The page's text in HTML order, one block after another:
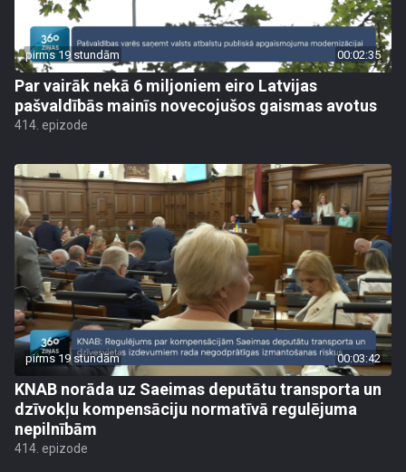
pirms 19 stundām 00:02:35
Par vairāk nekā 6 miljoniem eiro Latvijas
pašvaldībās mainīs novecojušos gaismas avotus
414. epizode
pirms 19 stundām 00:03:42
KNAB norāda uz Saeimas deputātu transporta un
dzīvokļu kompensāciju normatīvā regulējuma
nepilnībām
414. epizode